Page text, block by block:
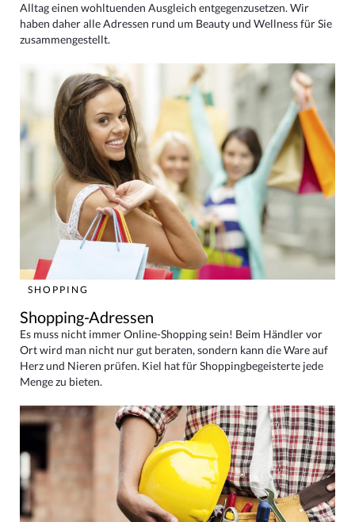
Alltag einen wohltuenden Ausgleich entgegenzusetzen. Wir
haben daher alle Adressen rund um Beauty und Wellness für Sie
zusammengestellt.
SHOPPING
Shopping-Adressen
Es muss nicht immer Online-Shopping sein! Beim Händler vor
Ort wird man nicht nur gut beraten, sondern kann die Ware auf
Herz und Nieren prüfen. Kiel hat für Shoppingbegeisterte jede
Menge zu bieten.